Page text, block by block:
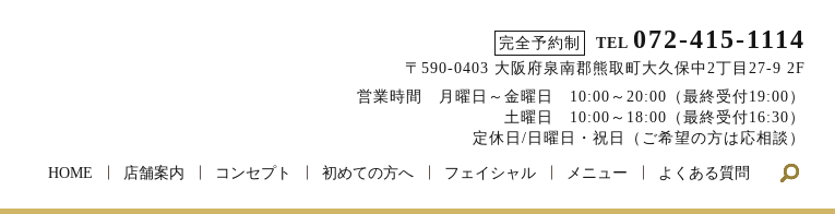
完全予約制 TEL 072-415-1114
〒590-0403 大阪府泉南郡熊取町大久保中2丁目27-9 2F
営業時間 月曜日～金曜日 10:00～20:00（最終受付19:00）
土曜日 10:00～18:00（最終受付16:30）
定休日/日曜日・祝日（ご希望の方は応相談）
HOME 店舗案内 コンセプト 初めての方へ フェイシャル メニュー よくある質問